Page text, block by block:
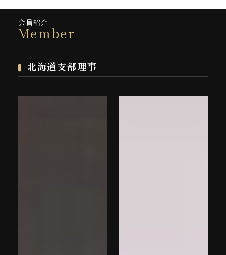
会員紹介
Member
北海道支部理事